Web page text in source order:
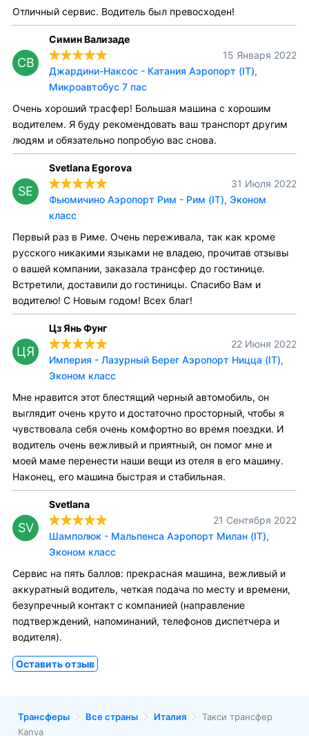
Отличный сервис. Водитель был превосходен!
СВ
Симин Вализаде
15 Января 2022
Джардини-Наксос - Катания Аэропорт (IT),
Микроавтобус 7 пас
Очень хороший трасфер! Большая машина с хорошим
водителем. Я буду рекомендовать ваш транспорт другим
людям и обязательно попробую вас снова.
SE
Svetlana Egorova
31 Июля 2022
Фьюмичино Аэропорт Рим - Рим (IT), Эконом
класс
Первый раз в Риме. Очень переживала, так как кроме
русского никакими языками не владею, прочитав отзывы
о вашей компании, заказала трансфер до гостинице.
Встретили, доставили до гостиницы. Спасибо Вам и
водителю! С Новым годом! Всех благ!
ЦЯ
Цз Янь Фунг
22 Июня 2022
Империя - Лазурный Берег Аэропорт Ницца (IT),
Эконом класс
Мне нравится этот блестящий черный автомобиль, он
выглядит очень круто и достаточно просторный, чтобы я
чувствовала себя очень комфортно во время поездки. И
водитель очень вежливый и приятный, он помог мне и
моей маме перенести наши вещи из отеля в его машину.
Наконец, его машина быстрая и стабильная.
SV
Svetlana
21 Сентября 2022
Шамполюк - Мальпенса Аэропорт Милан (IT),
Эконом класс
Сервис на пять баллов: прекрасная машина, вежливый и
аккуратный водитель, четкая подача по месту и времени,
безупречный контакт с компанией (направление
подтверждений, напоминаний, телефонов диспетчера и
водителя).
Оставить отзыв
Трансферы Все страны Италия
Такси трансфер
Капуа